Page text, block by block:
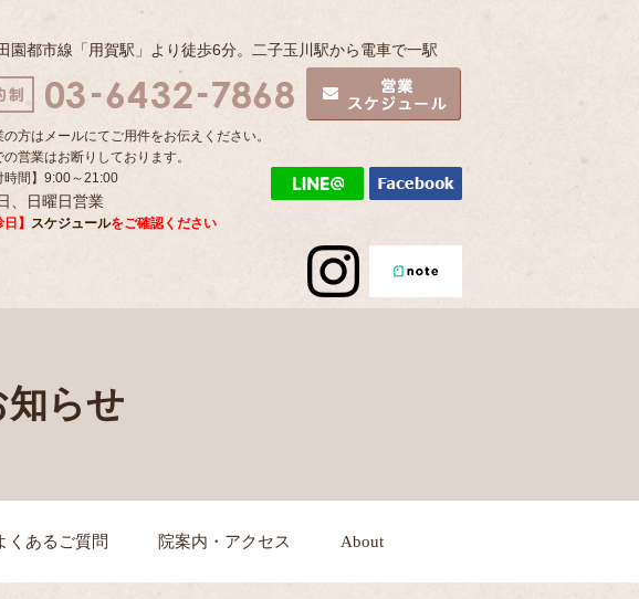
園都市線「用賀駅」より徒歩6分。二子玉川駅から電車で一駅
方はメールにてご用件をお伝えください。
の営業はお断りしております。
時間】9:00～21:00
、日曜日営業
日】 スケジュールをご確認ください
知らせ
くあるご質問 院案内・アクセス About